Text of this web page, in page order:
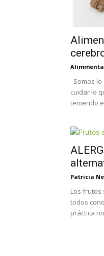
Somos
cuidar lo
teniendo
Patricia
Los frutos
todos
práctica